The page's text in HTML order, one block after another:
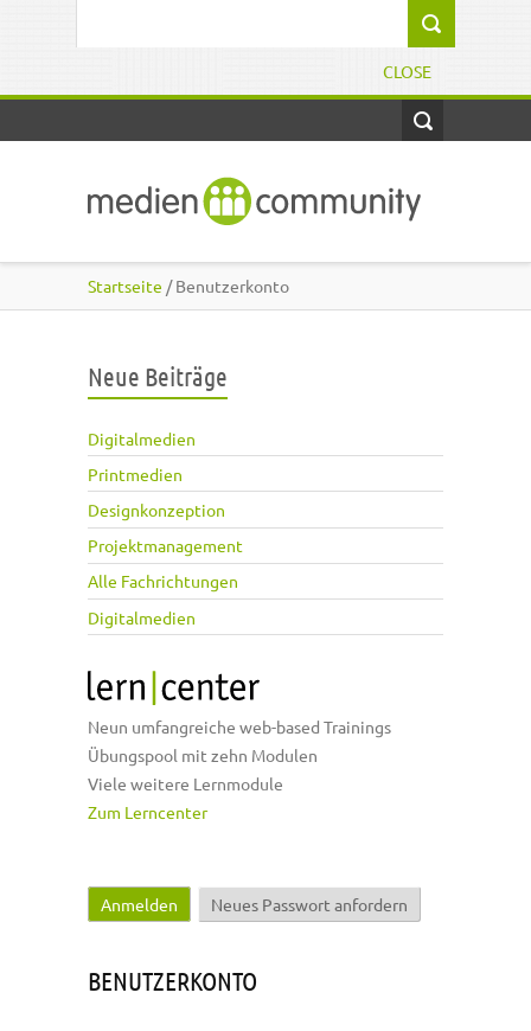
CLOSE
Startseite / Benutzerkonto
Neue Beiträge
Digitalmedien
Printmedien
Designkonzeption
Projektmanagement
Alle Fachrichtungen
Digitalmedien
Neun umfangreiche web-based Trainings
Übungspool mit zehn Modulen
Viele weitere Lernmodule
Zum Lerncenter
Haupt-Reiter
Anmelden (aktiver Reiter)
Neues Passwort anfordern
BENUTZERKONTO